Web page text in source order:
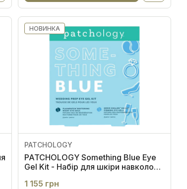
НОВИНКА
PATCHOLOGY
PATCHOLOGY Something Blue Eye
Gel Kit - Набір для шкіри навколо
1 155 грн